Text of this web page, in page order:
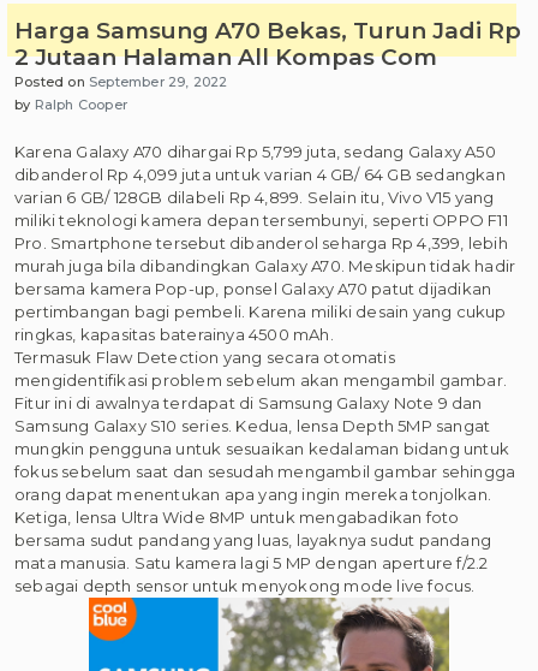
Harga Samsung A70 Bekas, Turun Jadi Rp
2 Jutaan Halaman All Kompas Com
Posted on September 29, 2022
by Ralph Cooper
Karena Galaxy A70 dihargai Rp 5,799 juta, sedang Galaxy A50
dibanderol Rp 4,099 juta untuk varian 4 GB/ 64 GB sedangkan
varian 6 GB/ 128GB dilabeli Rp 4,899. Selain itu, Vivo V15 yang
miliki teknologi kamera depan tersembunyi, seperti OPPO F11
Pro. Smartphone tersebut dibanderol seharga Rp 4,399, lebih
murah juga bila dibandingkan Galaxy A70. Meskipun tidak hadir
bersama kamera Pop-up, ponsel Galaxy A70 patut dijadikan
pertimbangan bagi pembeli. Karena miliki desain yang cukup
ringkas, kapasitas baterainya 4500 mAh.
Termasuk Flaw Detection yang secara otomatis
mengidentifikasi problem sebelum akan mengambil gambar.
Fitur ini di awalnya terdapat di Samsung Galaxy Note 9 dan
Samsung Galaxy S10 series. Kedua, lensa Depth 5MP sangat
mungkin pengguna untuk sesuaikan kedalaman bidang untuk
fokus sebelum saat dan sesudah mengambil gambar sehingga
orang dapat menentukan apa yang ingin mereka tonjolkan.
Ketiga, lensa Ultra Wide 8MP untuk mengabadikan foto
bersama sudut pandang yang luas, layaknya sudut pandang
mata manusia. Satu kamera lagi 5 MP dengan aperture f/2.2
sebagai depth sensor untuk menyokong mode live focus.